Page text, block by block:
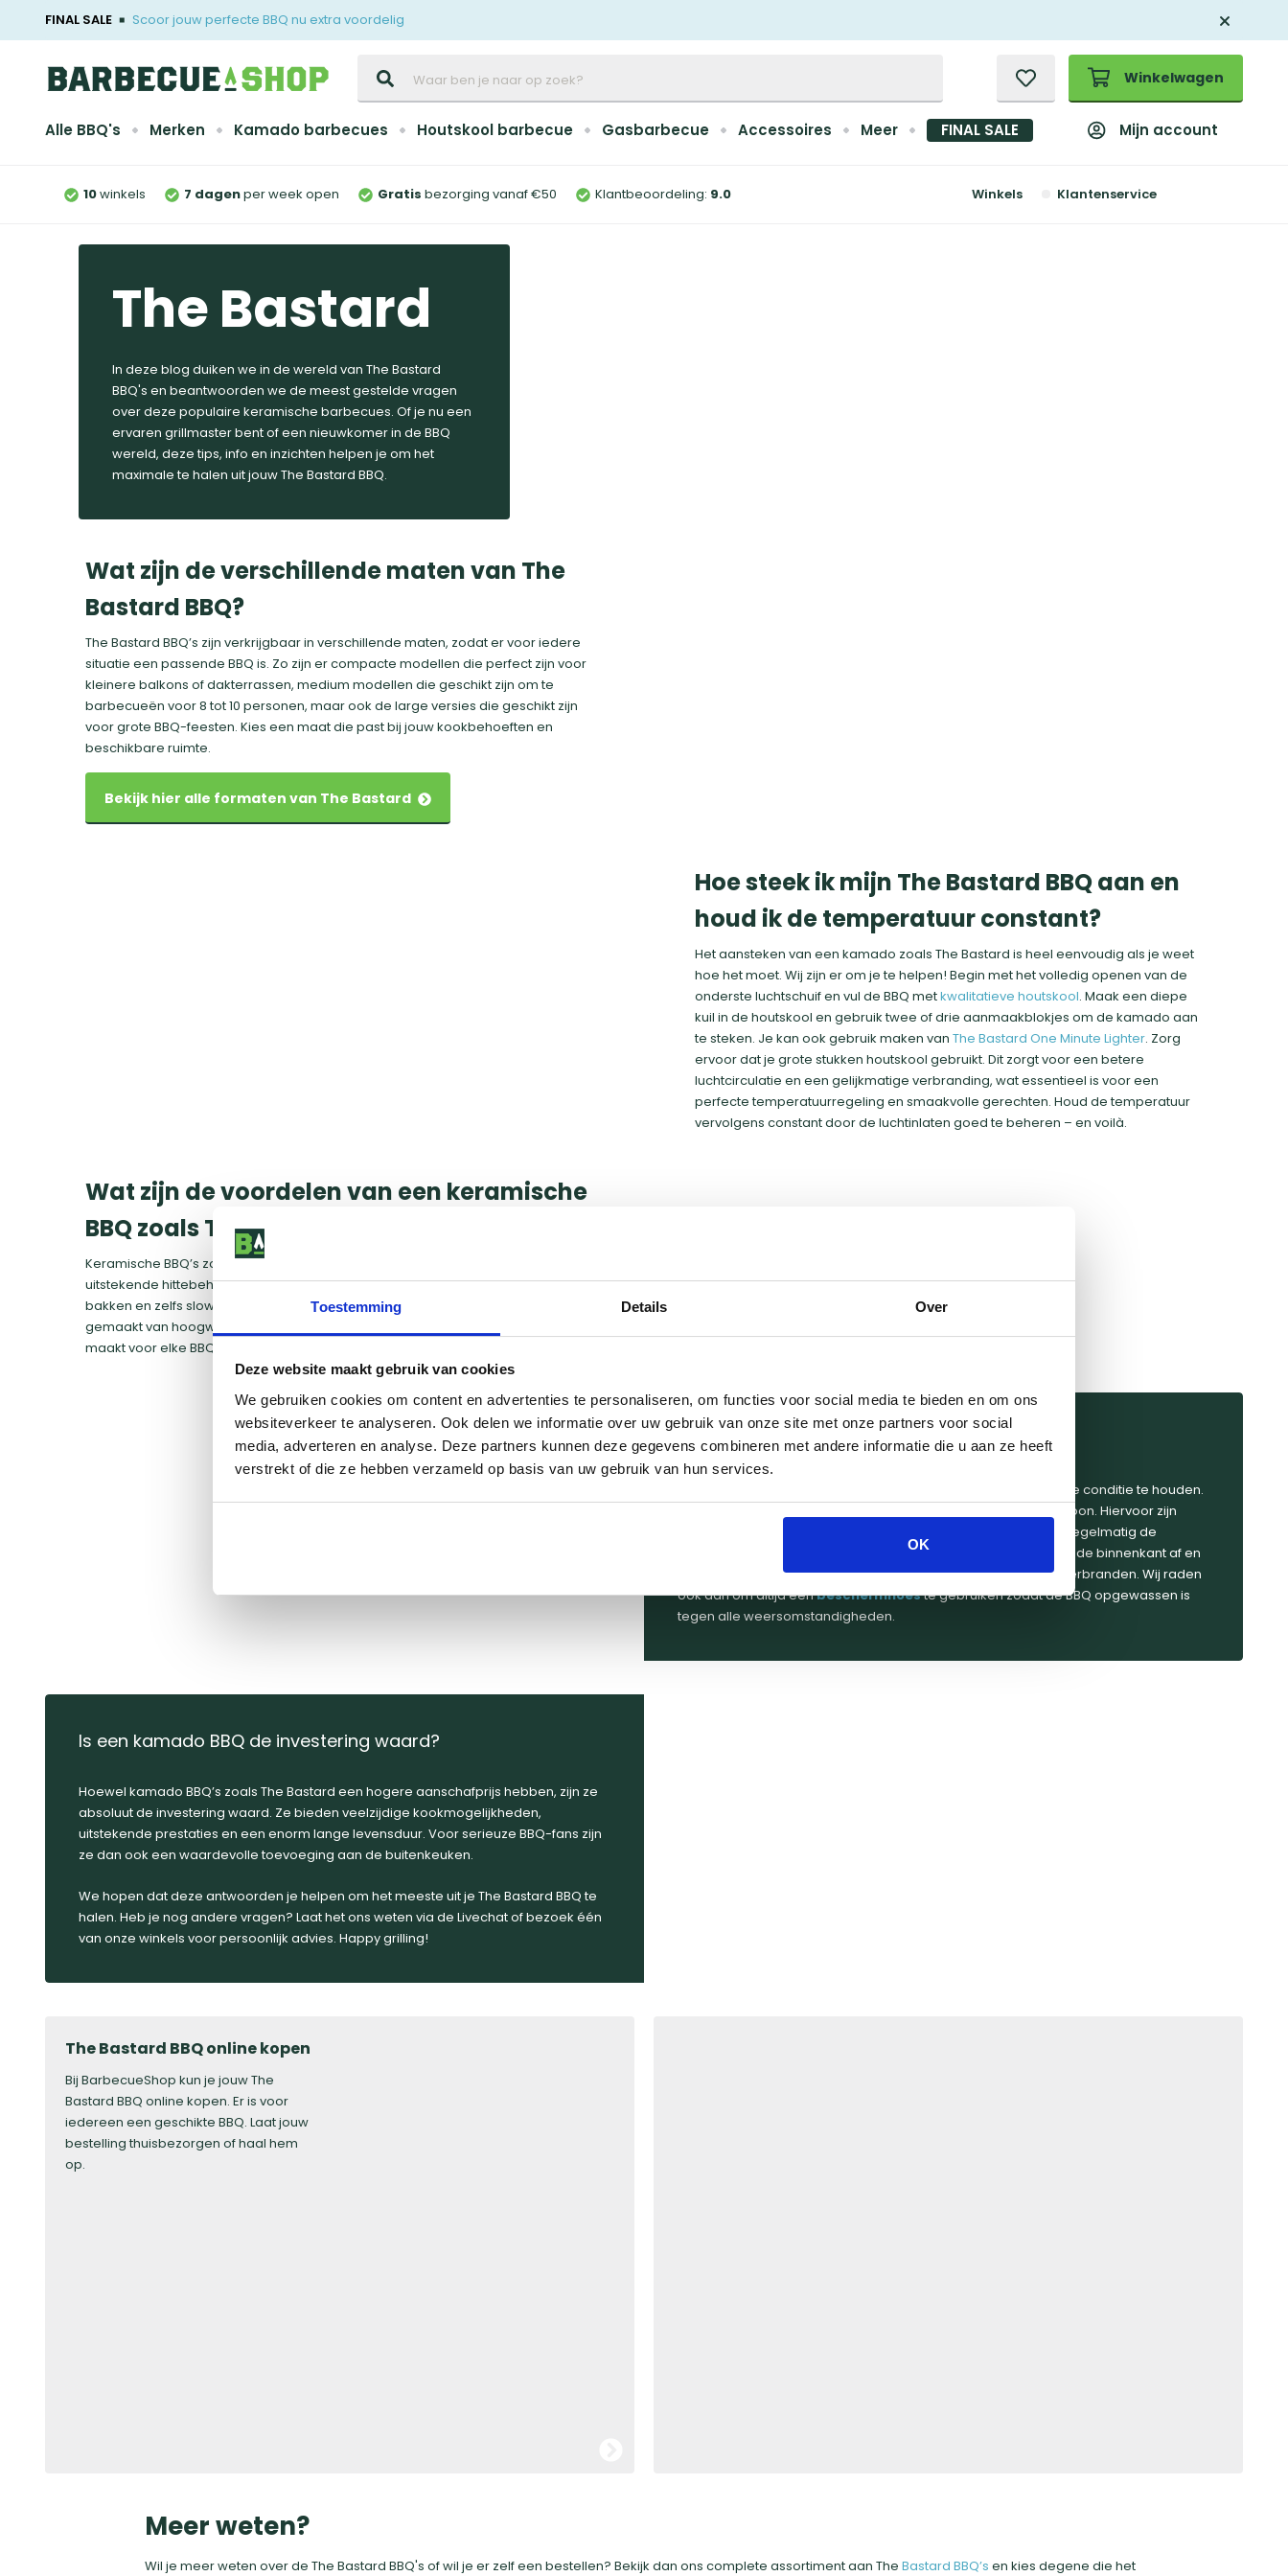
Toestemming Details Over
Deze website maakt gebruik van cookies
We gebruiken cookies om content en advertenties te personaliseren, om functies voor social media te bieden en om ons
websiteverkeer te analyseren. Ook delen we informatie over uw gebruik van onze site met onze partners voor social
media, adverteren en analyse. Deze partners kunnen deze gegevens combineren met andere informatie die u aan ze heeft
verstrekt of die ze hebben verzameld op basis van uw gebruik van hun services.
OK
FINAL SALE Scoor jouw perfecte BBQ nu extra voordelig
Winkelwagen
Alle BBQ's Merken Kamado barbecues Houtskool barbecue Gasbarbecue Accessoires Meer FINAL SALE Mijn account
10winkels 7 dagenper week open Gratis bezorging vanaf €50 Klantbeoordeling: 9.0 Winkels Klantenservice
The Bastard
In deze blog duiken we in de wereld van The Bastard
BBQ's en beantwoorden we de meest gestelde vragen
over deze populaire keramische barbecues. Of je nu een
ervaren grillmaster bent of een nieuwkomer in de BBQ
wereld, deze tips, info en inzichten helpen je om het
maximale te halen uit jouw The Bastard BBQ.
Wat zijn de verschillende maten van The
Bastard BBQ?
The Bastard BBQ’s zijn verkrijgbaar in verschillende maten, zodat er voor iedere
situatie een passende BBQ is. Zo zijn er compacte modellen die perfect zijn voor
kleinere balkons of dakterrassen, medium modellen die geschikt zijn om te
barbecueën voor 8 tot 10 personen, maar ook de large versies die geschikt zijn
voor grote BBQ-feesten. Kies een maat die past bij jouw kookbehoeften en
beschikbare ruimte​.
Bekijk hier alle formaten van The Bastard
Hoe steek ik mijn The Bastard BBQ aan en
houd ik de temperatuur constant?
Het aansteken van een kamado zoals The Bastard is heel eenvoudig als je weet
hoe het moet. Wij zijn er om je te helpen! Begin met het volledig openen van de
onderste luchtschuif en vul de BBQ metkwalitatieve houtskool. Maak een diepe
kuil in de houtskool en gebruik twee of drie aanmaakblokjes om de kamado aan
te steken. Je kan ook gebruik maken van The Bastard One Minute Lighter. Zorg
ervoor dat je grote stukken houtskool gebruikt. Dit zorgt voor een betere
luchtcirculatie en een gelijkmatige verbranding, wat essentieel is voor een
perfecte temperatuurregeling en smaakvolle gerechten. Houd de temperatuur
vervolgens constant door de luchtinlaten goed te beheren – en voilà.
Wat zijn de voordelen van een keramische
BBQ zoals The Bastard?
Keramische BBQ’s zoals The Bastard hebben meerdere voordelen. Ze bieden
uitstekende hittebehoud en temperatuurcontrole, waardoor je kunt grillen, roken,
bakken en zelfs slow cooking kunt doen. Bovendien zijn ze duurzaam en
gemaakt van hoogwaardige materialen, wat ze tot een waardevolle investering
maakt voor elke BBQ-liefhebber​.
Hoe onderhoud ik mijn The Bastard BBQ?
Regelmatig onderhoud is belangrijk om je Bastard BBQ in goede conditie te houden.
Maak na elke sessie de aslade leeg en borstel de roosters schoon. Hiervoor zijn
die je kan gebruiken. Controleer regelmatig de
afdichtingen en vervang deze indien nodig. Het is ook goed om de binnenkant af en
toe op hoge temperatuur te reinigen, zodat eventuele resten verbranden​. Wij raden
ook aan om altijd eenbeschermhoeste gebruiken zodat de BBQ opgewassen is
tegen alle weersomstandigheden.
Is een kamado BBQ de investering waard?
Hoewel kamado BBQ’s zoals The Bastard een hogere aanschafprijs hebben, zijn ze
absoluut de investering waard. Ze bieden veelzijdige kookmogelijkheden,
uitstekende prestaties en een enorm lange levensduur. Voor serieuze BBQ-fans zijn
ze dan ook een waardevolle toevoeging aan de buitenkeuken​​.
We hopen dat deze antwoorden je helpen om het meeste uit je The Bastard BBQ te
halen. Heb je nog andere vragen? Laat het ons weten via de Livechat of bezoek één
van onze winkels voor persoonlijk advies. Happy grilling!
The Bastard BBQ online kopen
Bij BarbecueShop kun je jouw The
Bastard BBQ online kopen. Er is voor
iedereen een geschikte BBQ. Laat jouw
bestelling thuisbezorgen of haal hem
op.
Meer weten?
Wil je meer weten over de The Bastard BBQ's of wil je er zelf een bestellen? Bekijk dan ons complete assortiment aan TheBastard BBQ’s en kies degene die het